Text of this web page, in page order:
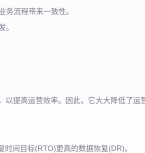
务流程带来一致性。
。
以提高运营效率。因此，它大大降低了
间目标(RTO)更高的数据恢复(DR)。